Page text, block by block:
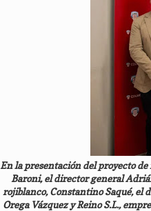
En la presentación del proyecto
Baroni, el director general
rojiblanco, Constantino Saqué, el
Orega Vázquez y Reino S.L.,